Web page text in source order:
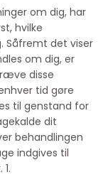
om dig, har
hvilke
Såfremt det viser
om dig, er
disse
tid gøre
til genstand for
dit
behandlingen
indgives til